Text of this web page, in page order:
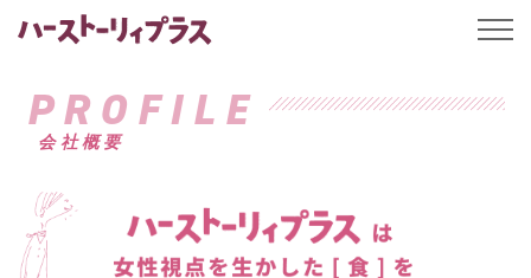
ハーストーリィプ
PROFILE
会社概要
t
l